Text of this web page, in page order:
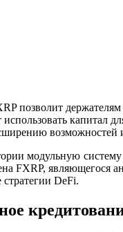
позволит
капитал
возможностей
модульную
FXRP, являющегося
DeFi.